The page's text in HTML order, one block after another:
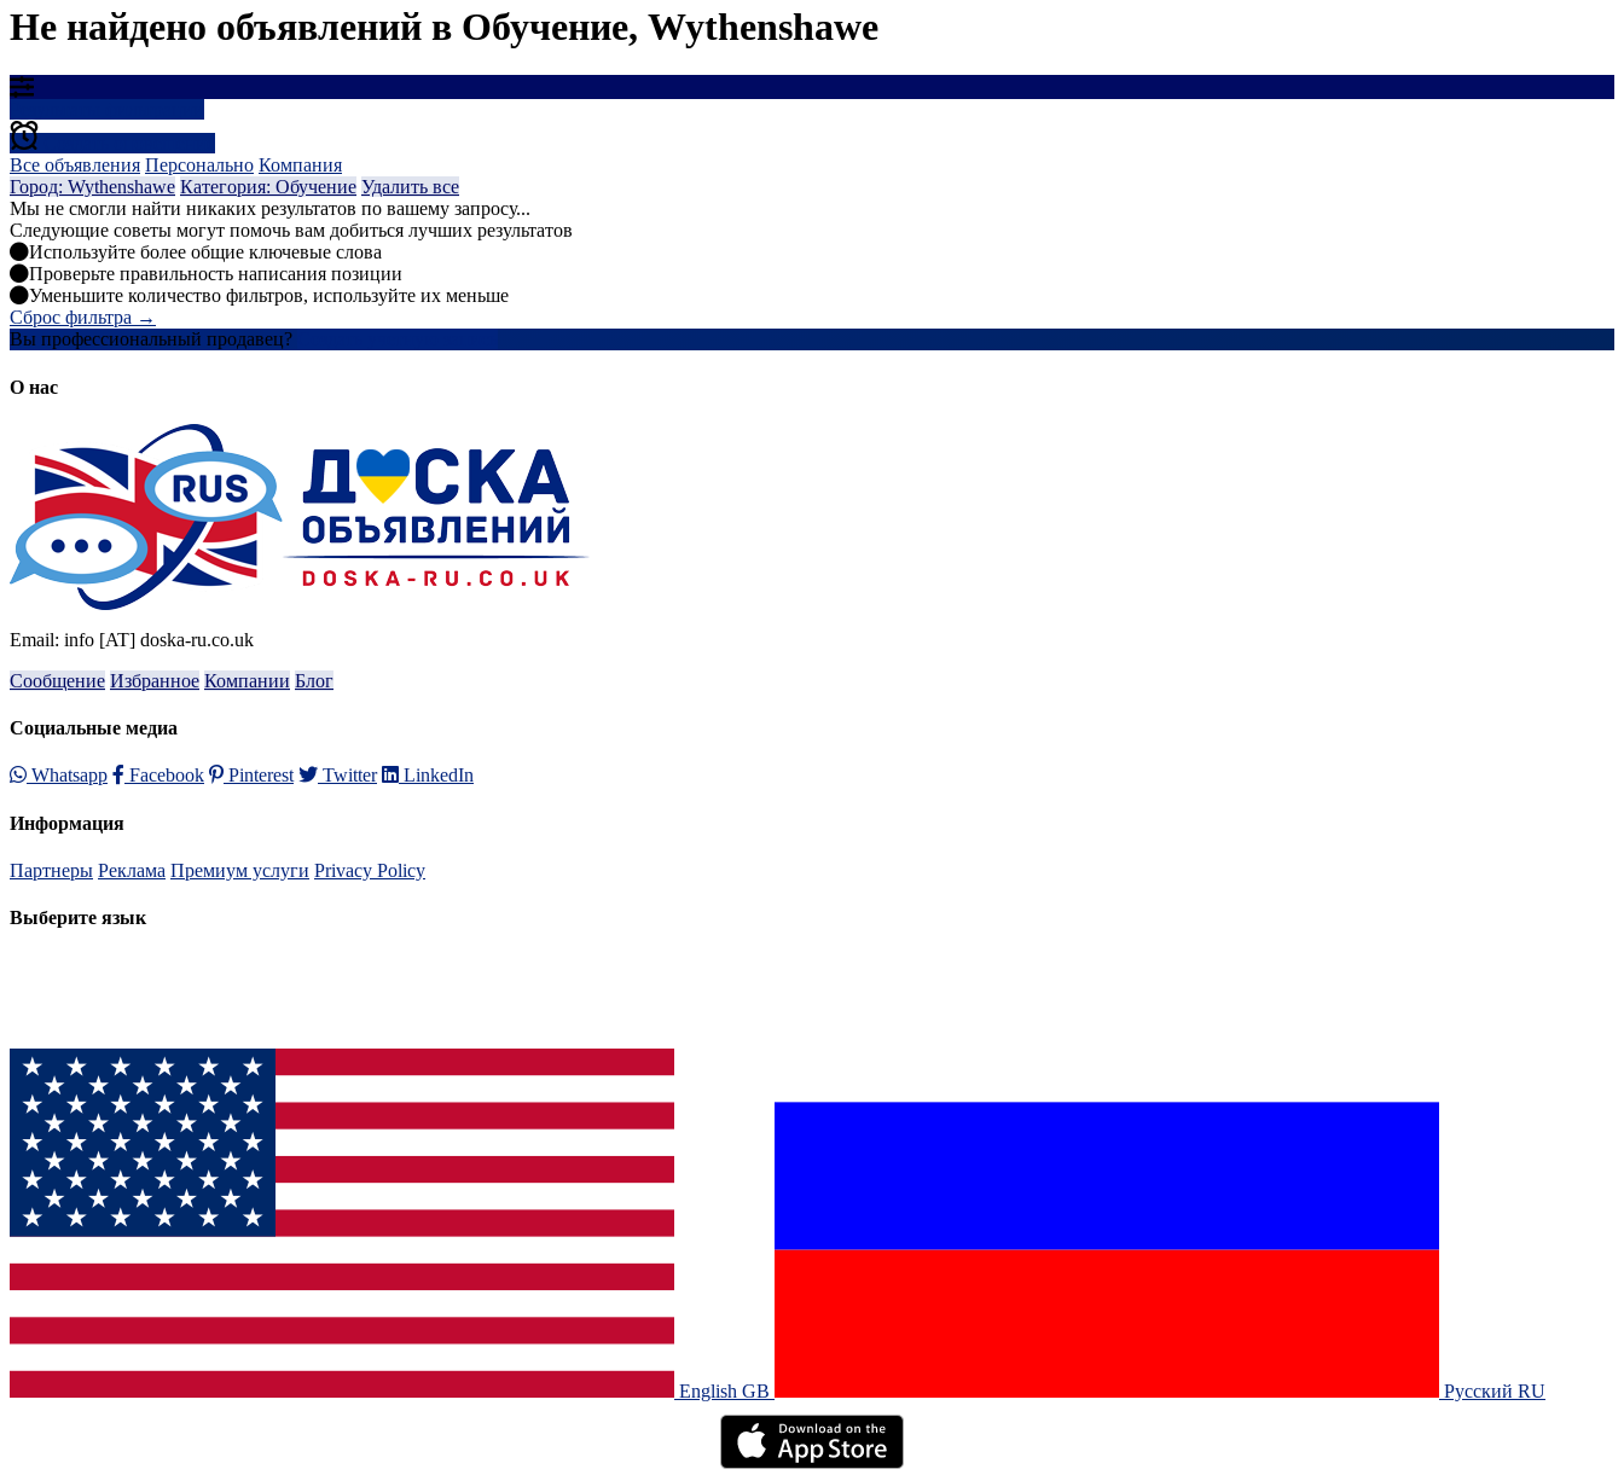
Не найдено объявлений в Обучение, Wythenshawe
Все объявления Персонально Компания
Город: Wythenshawe Категория: Обучение Удалить все
Мы не смогли найти никаких результатов по вашему запросу...
Следующие советы могут помочь вам добиться лучших результатов
Используйте более общие ключевые слова
Проверьте правильность написания позиции
Уменьшите количество фильтров, используйте их меньше
Сброс фильтра →
Вы профессиональный продавец?
О нас
Email: info [AT] doska-ru.co.uk
Сообщение Избранное Компании Блог
Социальные медиа
Whatsapp Facebook Pinterest Twitter LinkedIn
Информация
Партнеры Реклама Премиум услуги Privacy Policy
Выберите язык
English GB‎ Русский RU‎